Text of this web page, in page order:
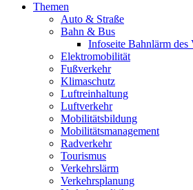
Themen
Auto & Straße
Bahn & Bus
Infoseite Bahnlärm
Elektromobilität
Fußverkehr
Klimaschutz
Luftreinhaltung
Luftverkehr
Mobilitätsbildung
Mobilitätsmanagement
Radverkehr
Tourismus
Verkehrslärm
Verkehrsplanung